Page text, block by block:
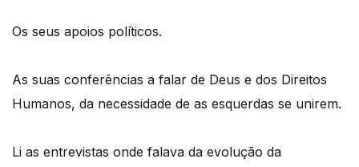
Os seus apoios políticos.
As suas conferências a falar de Deus e dos Direitos
Humanos, da necessidade de as esquerdas se unirem.
Li as entrevistas onde falava da evolução da